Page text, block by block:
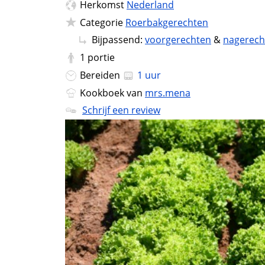
Herkomst Nederland
Categorie Roerbakgerechten
Bijpassend: voorgerechten &
1 portie
Bereiden
1 uur
Kookboek van mrs.mena
Schrijf een review